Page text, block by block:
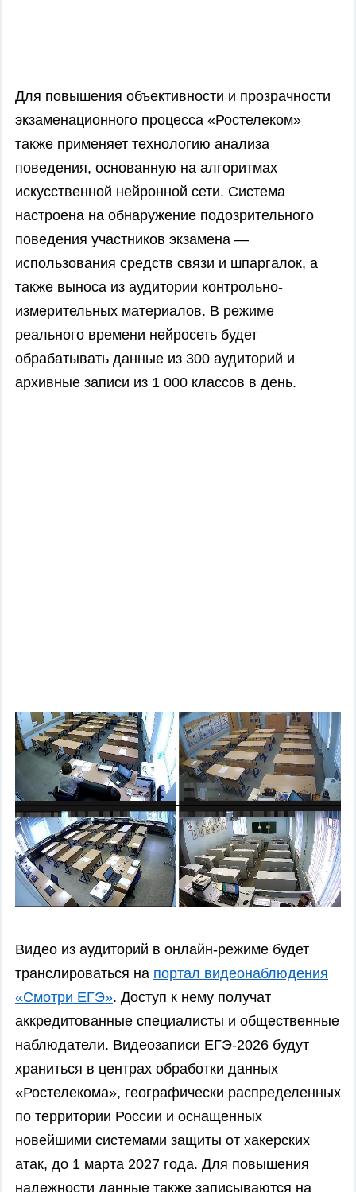
Для повышения объективности и прозрачности
экзаменационного процесса «Ростелеком»
также применяет технологию анализа
поведения, основанную на алгоритмах
искусственной нейронной сети. Система
настроена на обнаружение подозрительного
поведения участников экзамена —
использования средств связи и шпаргалок, а
также выноса из аудитории контрольно-
измерительных материалов. В режиме
реального времени нейросеть будет
обрабатывать данные из 300 аудиторий и
архивные записи из 1 000 классов в день.
Видео из аудиторий в онлайн-режиме будет
транслироваться на портал видеонаблюдения
«Смотри ЕГЭ». Доступ к нему получат
аккредитованные специалисты и общественные
наблюдатели. Видеозаписи ЕГЭ-2026 будут
храниться в центрах обработки данных
«Ростелекома», географически распределенных
по территории России и оснащенных
новейшими системами защиты от хакерских
атак, до 1 марта 2027 года. Для повышения
надежности данные также записываются на